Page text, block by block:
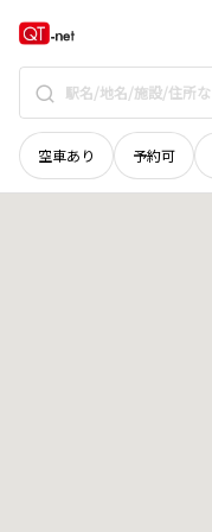
空車あり 予約可
石川県